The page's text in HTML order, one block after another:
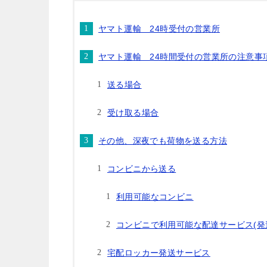
ヤマト運輸 24時受付の営業所
ヤマト運輸 24時間受付の営業所の注意事
送る場合
受け取る場合
その他、深夜でも荷物を送る方法
コンビニから送る
利用可能なコンビニ
コンビニで利用可能な配達サービス(発
宅配ロッカー発送サービス